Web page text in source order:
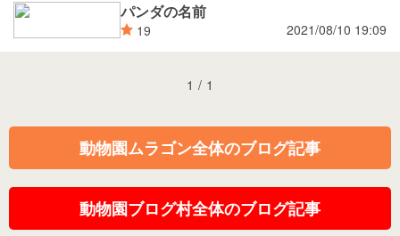
パンダの名前
19 2021/08/10 19:09
1 / 1
動物園ムラゴン全体のブログ記事
動物園ブログ村全体のブログ記事